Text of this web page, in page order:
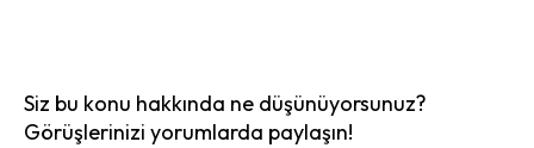
Siz bu konu hakkında ne düşünüyorsunuz?
Görüşlerinizi yorumlarda paylaşın!